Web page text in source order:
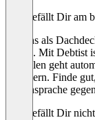
Was gefällt Dir am
Für uns als
nervig. Mit Debtist
einstellen geht
kümmern. Finde
die Ansprache
Was gefällt Dir